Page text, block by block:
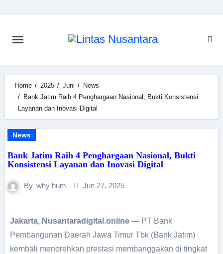
Home 2025 Juni
News
Bank Jatim Raih 4 Penghargaan Nasional, Bukti Konsistensi
Layanan dan Inovasi Digital
News
Bank Jatim Raih 4 Penghargaan Nasional, Bukti
Konsistensi Layanan dan Inovasi Digital
By why hum Jun 27, 2025
Jakarta, Nusantaradigital.online— PT Bank
Pembangunan Daerah Jawa Timur Tbk (Bank Jatim)
kembali menorehkan prestasi membanggakan di tingkat